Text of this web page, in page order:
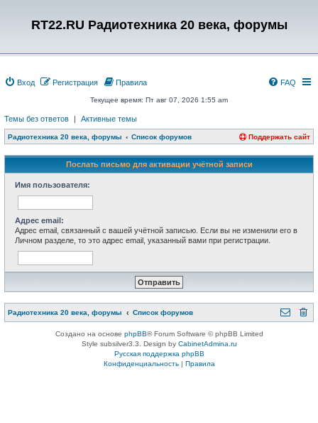
RT22.RU Радиотехника 20 века, форумы
Вход Регистрация FAQ
Правила
Текущее время: Пт авг 07, 2026 1:55 am
Темы без ответов | Активные темы
Радиотехника 20 века, форумы Список форумов Поддержать сайт
Послать письмо для активации учётной записи
Имя пользователя:
Адрес email:
Адрес email, связанный с вашей учётной записью. Если вы не изменили его в
Личном разделе, то это адрес email, указанный вами при регистрации.
Радиотехника 20 века, форумы Список форумов
Создано на основе phpBB® Forum Software © phpBB Limited
Style subsilver3.3. Design by CabinetAdmina.ru
Русская поддержка phpBB
Конфиденциальность| Правила